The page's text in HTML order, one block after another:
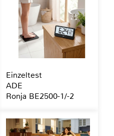
Einzeltest
ADE
Ronja BE2500-1/-2